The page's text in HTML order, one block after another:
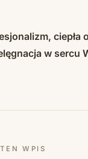
ciepła
w sercu
WPIS